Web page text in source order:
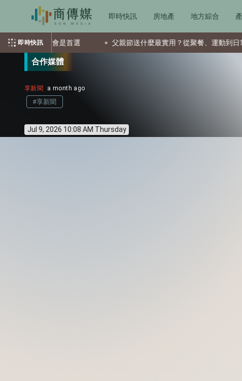
即時快訊 房地產 地方綜合
即時快訊
會是首選 父親節送什麼最實用？從聚餐、運動到日常營養 4種
合作媒體
享新聞 a month ago
#享新聞
Jul 9, 2026 10:08 AM Thursday